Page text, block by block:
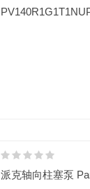
派克轴向柱塞泵